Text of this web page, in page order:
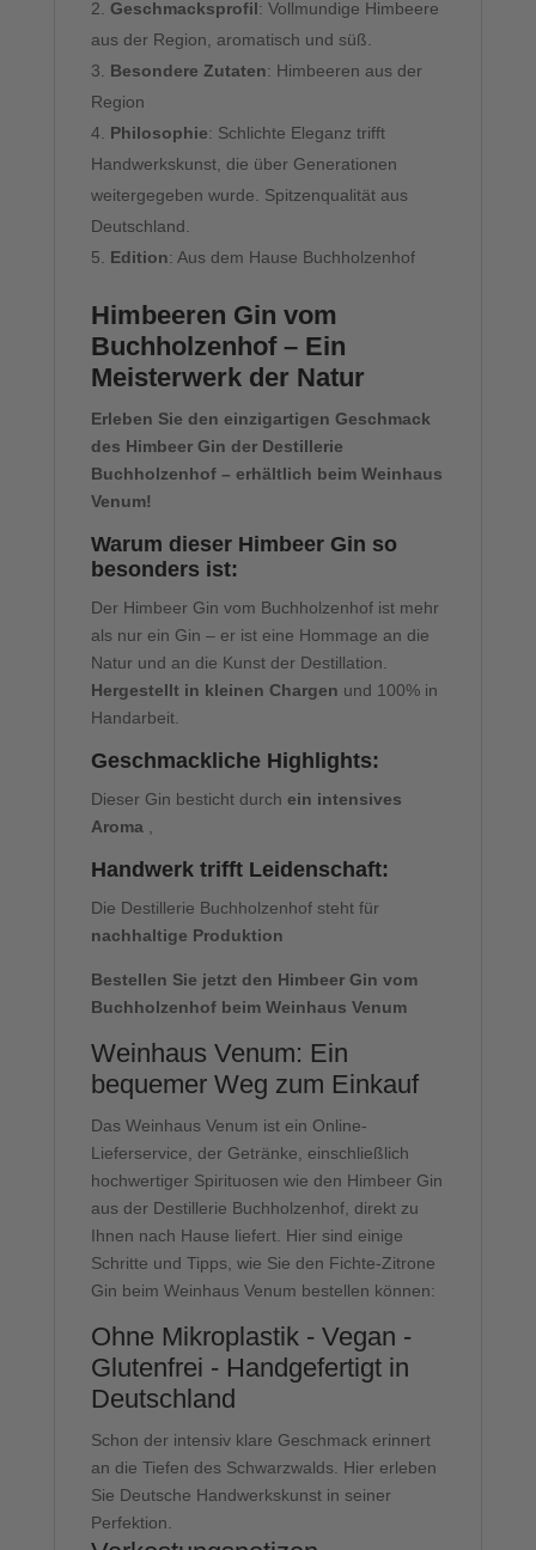
Geschmacksprofil: Vollmundige Himbeere
aus der Region, aromatisch und süß.
Besondere Zutaten: Himbeeren aus der
Region
Philosophie: Schlichte Eleganz trifft
Handwerkskunst, die über Generationen
weitergegeben wurde. Spitzenqualität aus
Deutschland.
Edition: Aus dem Hause Buchholzenhof
Himbeeren Gin vom
Buchholzenhof – Ein
Meisterwerk der Natur
Erleben Sie den einzigartigen Geschmack
des Himbeer Gin der Destillerie
Buchholzenhof – erhältlich beim Weinhaus
Venum!
Warum dieser Himbeer Gin so
besonders ist:
Der Himbeer Gin vom Buchholzenhof ist mehr
als nur ein Gin – er ist eine Hommage an die
Natur und an die Kunst der Destillation.
Hergestellt in kleinen Chargen und 100% in
Handarbeit.
Geschmackliche Highlights:
Dieser Gin besticht durch ein intensives
Aroma
Handwerk trifft Leidenschaft:
Die Destillerie Buchholzenhof steht für
nachhaltige Produktion
Bestellen Sie jetzt den Himbeer Gin vom
Buchholzenhof beim Weinhaus Venum
Weinhaus Venum: Ein
bequemer Weg zum Einkauf
Das Weinhaus Venum ist ein Online-
Lieferservice, der Getränke, einschließlich
hochwertiger Spirituosen wie den Himbeer Gin
aus der Destillerie Buchholzenhof, direkt zu
Ihnen nach Hause liefert. Hier sind einige
Schritte und Tipps, wie Sie den Fichte-Zitrone
Gin beim Weinhaus Venum bestellen können:
Ohne Mikroplastik - Vegan -
Glutenfrei - Handgefertigt in
Deutschland
Schon der intensiv klare Geschmack erinnert
an die Tiefen des Schwarzwalds. Hier erleben
Sie Deutsche Handwerkskunst in seiner
Perfektion.